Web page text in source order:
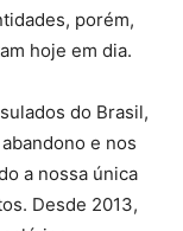
porém,
hoje em dia.
do Brasil,
e nos
a nossa única
Desde 2013,